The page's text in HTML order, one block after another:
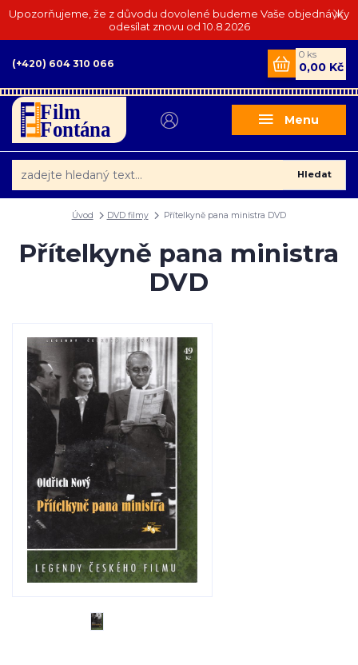
Upozorňujeme, že z důvodu dovolené budeme Vaše objednávky
odesílat znovu od 10.8.2026
Menu
Hledat
(+420) 604 310 066
0 ks
0,00 Kč
Úvod DVD filmy Přítelkyně pana ministra DVD
Přítelkyně pana ministra
DVD